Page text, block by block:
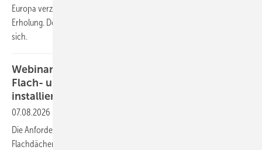
Europa verzeichnete nach einem schwachen Vorjahr eine deutliche
Erholung. Doch das Wachstum bringt eine neue Herausforderung mit
sich.
Webinar am 23.9.26: Megawatt-Anlagen auf
Flach- und Gründächern einfach und effizient
installieren
07.08.2026
Die Anforderungen an den Bau von Solaranlagen auf großen
Flachdächern und Gründächern steigen. Im kostenlosen Webinar mit